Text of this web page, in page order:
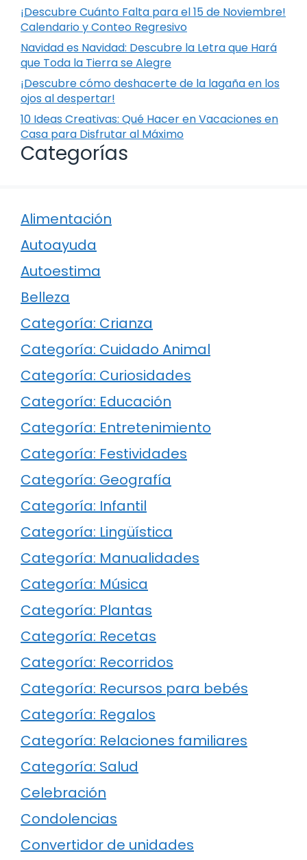
¡Descubre Cuánto Falta para el 15 de Noviembre!
Calendario y Conteo Regresivo
Navidad es Navidad: Descubre la Letra que Hará
que Toda la Tierra se Alegre
¡Descubre cómo deshacerte de la lagaña en los
ojos al despertar!
10 Ideas Creativas: Qué Hacer en Vacaciones en
Casa para Disfrutar al Máximo
Categorías
Alimentación
Autoayuda
Autoestima
Belleza
Categoría: Crianza
Categoría: Cuidado Animal
Categoría: Curiosidades
Categoría: Educación
Categoría: Entretenimiento
Categoría: Festividades
Categoría: Geografía
Categoría: Infantil
Categoría: Lingüística
Categoría: Manualidades
Categoría: Música
Categoría: Plantas
Categoría: Recetas
Categoría: Recorridos
Categoría: Recursos para bebés
Categoría: Regalos
Categoría: Relaciones familiares
Categoría: Salud
Celebración
Condolencias
Convertidor de unidades